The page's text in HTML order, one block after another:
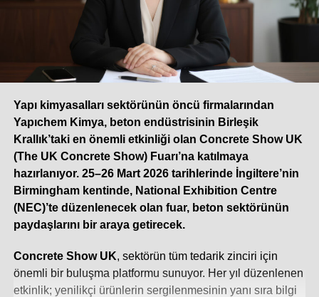
Yapı kimyasalları sektörünün öncü firmalarından
Yapıchem Kimya, beton endüstrisinin Birleşik
Krallık’taki en önemli etkinliği olan Concrete Show UK
(The UK Concrete Show) Fuarı’na katılmaya
hazırlanıyor. 25–26 Mart 2026 tarihlerinde İngiltere’nin
Birmingham kentinde, National Exhibition Centre
(NEC)’te düzenlenecek olan fuar, beton sektörünün
paydaşlarını bir araya getirecek.
Concrete Show UK, sektörün tüm tedarik zinciri için
önemli bir buluşma platformu sunuyor. Her yıl düzenlenen
etkinlik; yenilikçi ürünlerin sergilenmesinin yanı sıra bilgi